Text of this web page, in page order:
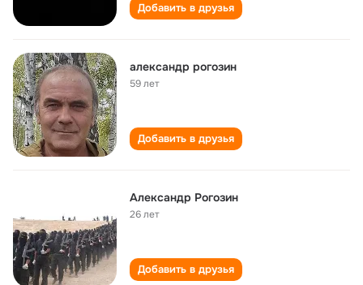
Добавить в друзья
александр рогозин
59 лет
Добавить в друзья
Александр Рогозин
26 лет
Добавить в друзья